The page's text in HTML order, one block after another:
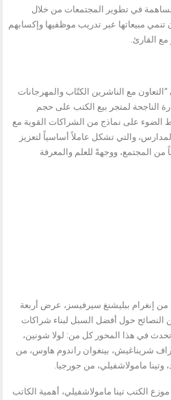
في تطوير المجتمعات من خلال
تنمي مبيعاتها عبر تدريب موظفيها وإكسابهم
القارئ.
مع الناشرين الكتّاب والمهرجانات
الناجحة لمتجر بيع الكتب على حجم
الضوء على نماذج من الشراكات القوية مع
والتي تشكل عاملاً أساسياً لتعزيز
من المجتمع، ووجهةً للعلم والمعرفة
من إنغرام ببليشنغ سيرفيسز، عرض أربعة
النصائح حول أفضل السبل لبناء شراكات
في هذا المحور كل من: لولا شونين،
شريناغيش، بينغوان راندوم هاوس، من
وتينا مامولاشفيلي، من جورجيا.
الكتب تينا مامولاشفيلي، أهمية الكاتب